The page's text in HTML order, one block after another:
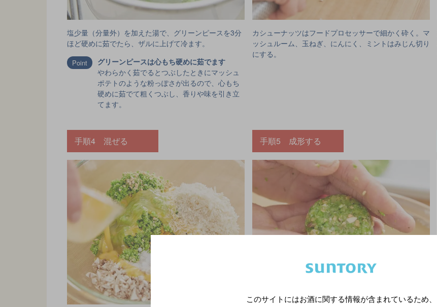
塩少量（分量外）を加えた湯で、グリーンピースを3分
ほど硬めに茹でたら、ザルに上げて冷ます。
グリーンピースは心もち硬めに茹でます
やわらかく茹でるとつぶしたときにマッシュ
ポテトのような粉っぽさが出るので、心もち
硬めに茹でて粗くつぶし、香りや味を引き立
てます。
カシューナッツはフードプロセッサーで細かく砕く。マ
ッシュルーム、玉ねぎ、にんにく、ミントはみじん切り
にする。
手順4 混ぜる 手順5 成形する
このサイトにはお酒に関する情報が含まれているため、